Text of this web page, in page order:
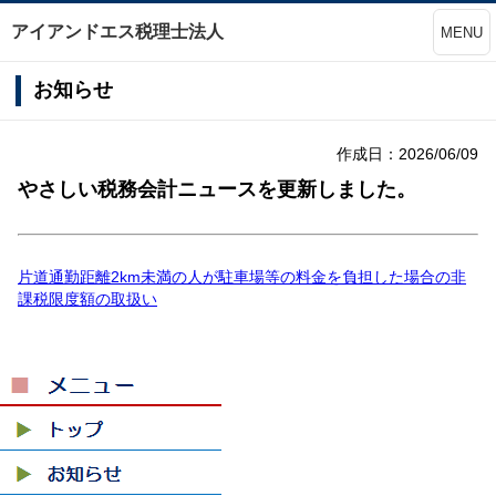
アイアンドエス税理士法人 MENU
お知らせ
作成日：2026/06/09
やさしい税務会計ニュースを更新しました。
片道通勤距離2km未満の人が駐車場等の料金を負担した場合の非
課税限度額の取扱い